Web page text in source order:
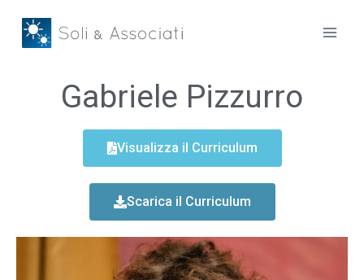
Gabriele Pizzurro
Visualizza il Curriculum
Scarica il Curriculum